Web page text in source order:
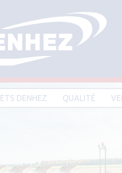
ETS DENHEZ QUALITÉ